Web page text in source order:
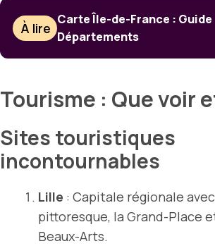
À lire
Carte Île-de-France : Guide
Départements
Tourisme : Que voir
Sites touristiques
incontournables
Lille : Capitale régionale
pittoresque, la Grand-Place
Beaux-Arts.